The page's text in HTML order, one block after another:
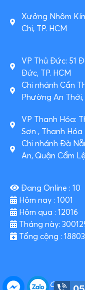
Xưởng Nhôm
Chi, TP. HCM
VP Thủ Đức: 51
Đức, TP. HCM
Chi nhánh Cần
Phường An Thới,
VP Thanh Hóa:
Sơn , Thanh Hóa
Chi nhánh Đà
An, Quận Cẩm
Đang Online : 10
Hôm nay : 1001
Hôm qua : 12016
Tháng này:
Tổng cộng :